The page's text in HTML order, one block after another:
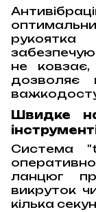
не
дозволяє
Швидке
Система
ланцюг
викруток
кілька